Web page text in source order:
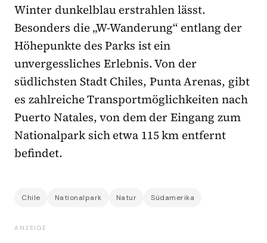
Winter dunkelblau erstrahlen lässt.
Besonders die „W-Wanderung“ entlang der
Höhepunkte des Parks ist ein
unvergessliches Erlebnis. Von der
südlichsten Stadt Chiles, Punta Arenas, gibt
es zahlreiche Transportmöglichkeiten nach
Puerto Natales, von dem der Eingang zum
Nationalpark sich etwa 115 km entfernt
befindet.
Chile Nationalpark Natur Südamerika
ANZEIGE